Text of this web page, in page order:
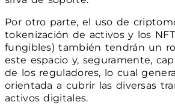
Por otro parte, el uso de
tokenización de activos y los
fungibles) también tendrán un
este espacio y, seguramente,
de los reguladores, lo cual
orientada a cubrir las diversas
activos digitales.